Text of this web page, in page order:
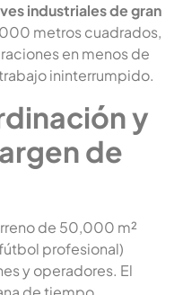
industriales de gran
metros cuadrados,
en menos de
ininterrumpido.
y
de
de 50,000 m²
profesional)
y operadores. El